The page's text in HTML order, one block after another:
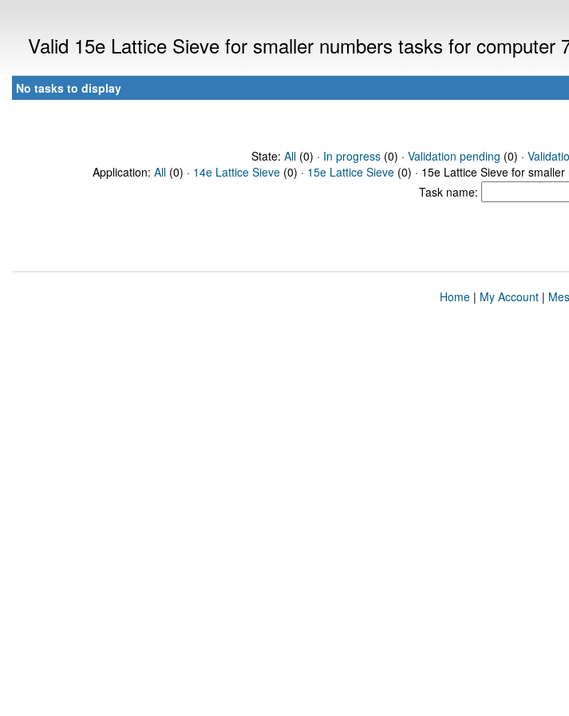
Valid 15e Lattice Sieve for smaller numbers tasks for computer
No tasks to display
State: All(0) · In progress(0) · Validation pending (0) ·
Application: All (0) · 14e Lattice Sieve (0) · 15e Lattice Sieve (0) · 15e Lattice Sieve for smaller
Task name:
Home| My Account|